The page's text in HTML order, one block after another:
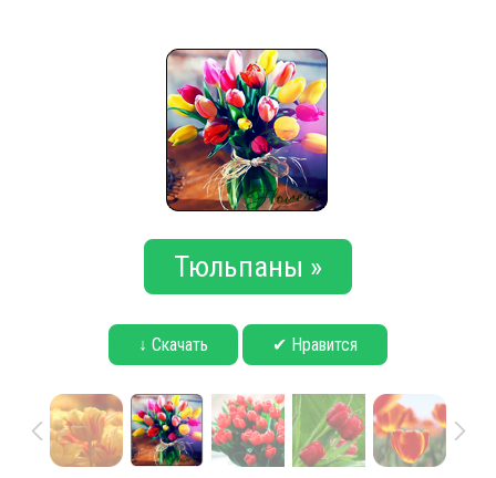
Тюльпаны »
↓ Скачать ✔ Нравится